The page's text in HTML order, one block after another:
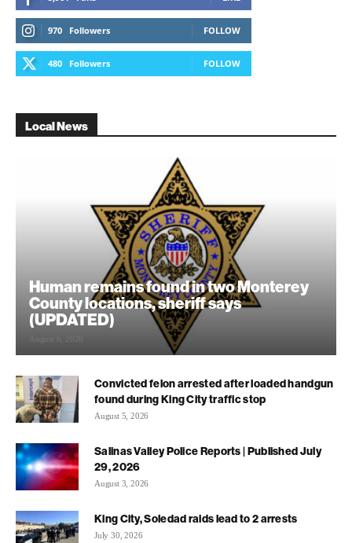
970 Followers FOLLOW
480 Followers FOLLOW
Local News
Human remains found in two Monterey
County locations, sheriff says
(UPDATED)
Convicted felon arrested after loaded handgun
found during King City traffic stop
August 5, 2026
Salinas Valley Police Reports | Published July
29, 2026
August 3, 2026
King City, Soledad raids lead to 2 arrests
July 30, 2026